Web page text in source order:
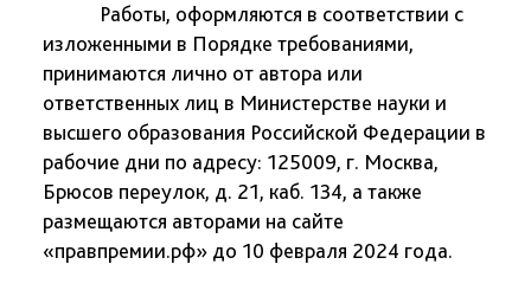
Работы, оформляются в соответствии с
изложенными в Порядке требованиями,
принимаются лично от автора или
ответственных лиц в Министерстве науки и
высшего образования Российской Федерации в
рабочие дни по адресу: 125009, г. Москва,
Брюсов переулок, д. 21, каб. 134, а также
размещаются авторами на сайте
«правпремии.рф» до 10 февраля 2024 года.